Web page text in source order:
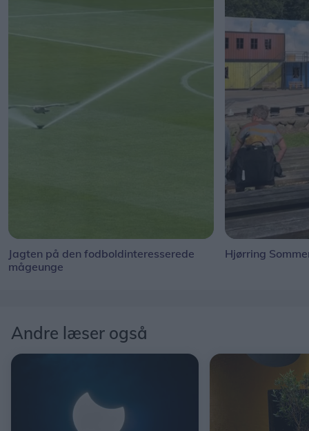
Jagten på den fodboldinteresserede
mågeunge
Hjørring
Andre læser også